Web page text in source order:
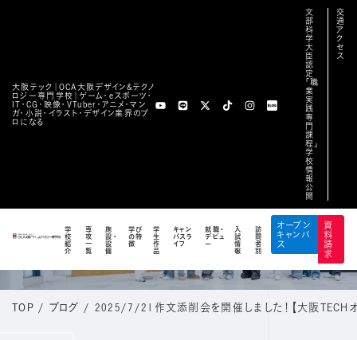
大阪テック｜OCA⼤阪デザイン&テクノ
ロジー専⾨学校｜ゲーム・eスポーツ・
IT・CG・映像・VTuber・アニメ・マン
ガ・小説・イラスト・デザイン業界のプ
ロになる
文
部
科
学
大
臣
認
定
「職
業
実
践
専
門
課
程」
学
校
情
報
公
開
交
通
ア
ク
セ
ス
学
校
紹
介
専
攻
一
覧
施
設・
設
備
学び
の特
徴
学
生
作
品
キャン
パスラ
イフ
就職・
デビュ
ー
入
試
情
報
訪
問
者
別
オープン
キャンパ
ス
資
料
請
求
BLOG
公式ブログ
TOP / ブログ / 2025/7/21作文添削会を開催しました！【大阪TECHオ